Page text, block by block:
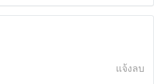
แจ้งลบ